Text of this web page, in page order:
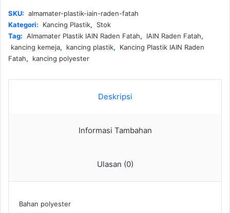
Fatah
SKU: almamater-plastik-iain-raden-fatah
Kategori:
Kancing Plastik,
Stok
Tag: Almamater Plastik IAIN Raden Fatah, IAIN Raden Fatah,
kancing kemeja, kancing plastik,
Kancing Plastik IAIN Raden
Fatah, kancing polyester
Deskripsi
Informasi Tambahan
Ulasan (0)
Bahan polyester